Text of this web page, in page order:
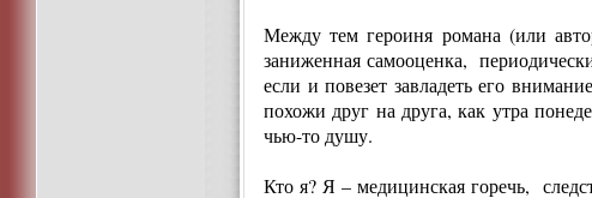
Между тем героиня романа (или
заниженная самооценка,
если и повезет завладеть его
похожи друг на друга, как утра
чью-то душу.
Кто я? Я – медицинская горечь,